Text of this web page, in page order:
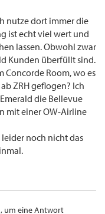
neuen Business Class.
Breite des Bettes ist nun
besser als BA First! Das
mit English Breakfast
nutze dort immer die
ist echt viel wert und
lassen. Obwohl zwar
Kunden überfüllt sind.
Concorde Room, wo es
ZRH geflogen? Ich
die Bellevue
mit einer OW-Airline
leider noch nicht das
um eine Antwort